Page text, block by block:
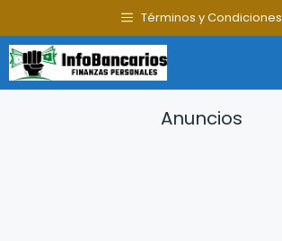
al
contenido
Términos y Condiciones
Anuncios